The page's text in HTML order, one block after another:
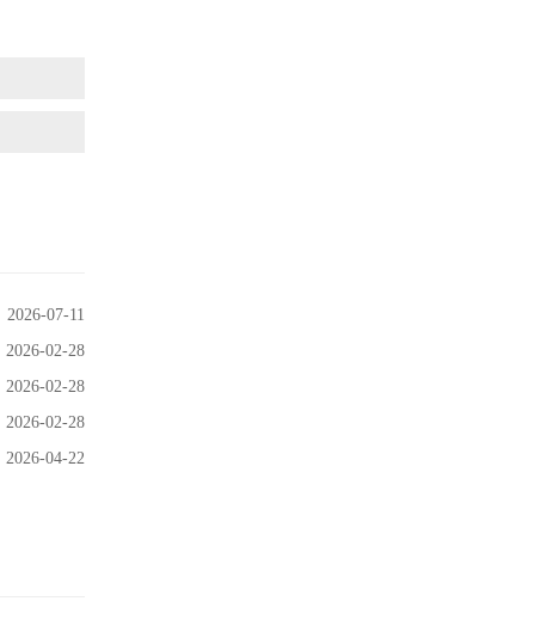
2026-07-11
2026-02-28
2026-02-28
2026-02-28
2026-04-22